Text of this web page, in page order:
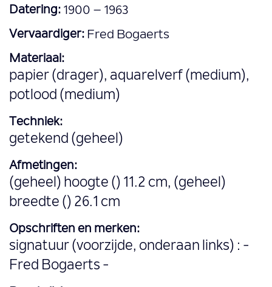
Datering: 1900 – 1963
Vervaardiger: Fred Bogaerts
Materiaal:
papier (drager), aquarelverf (medium),
potlood (medium)
Techniek:
getekend (geheel)
Afmetingen:
(geheel) hoogte () 11.2 cm, (geheel)
breedte () 26.1 cm
Opschriften en merken:
signatuur (voorzijde, onderaan links) : -
Fred Bogaerts -